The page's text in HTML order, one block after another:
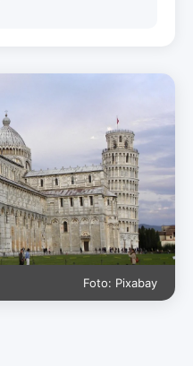
Foto: Pixabay